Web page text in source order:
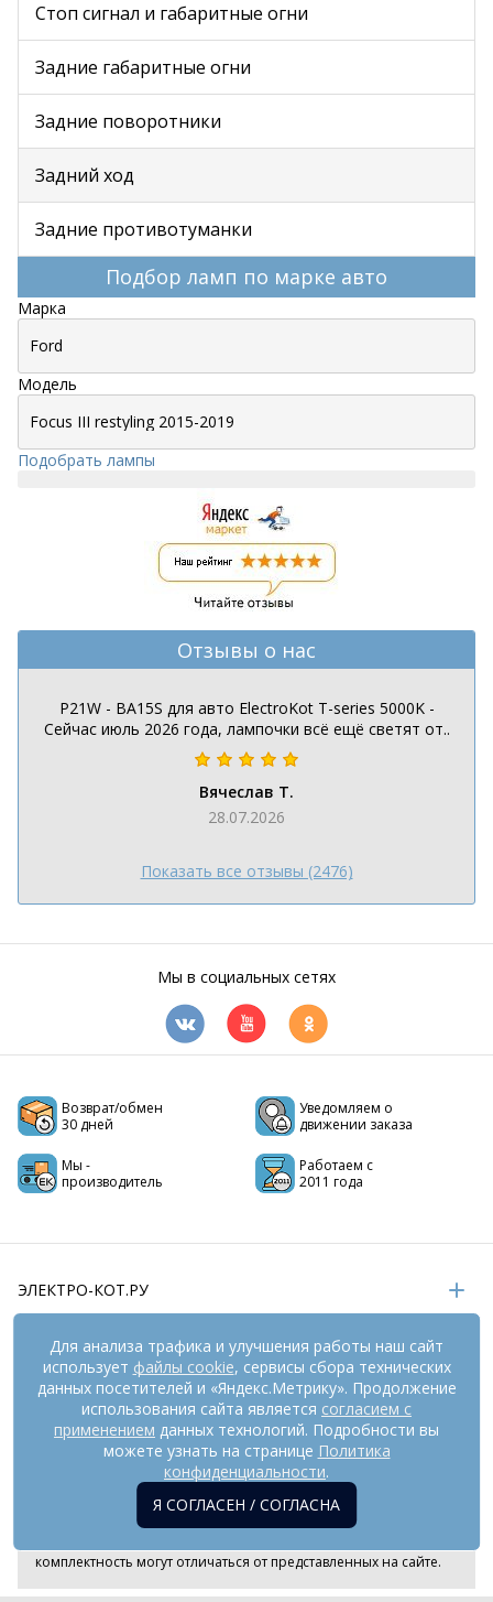
Стоп сигнал и габаритные огни
Задние габаритные огни
Задние поворотники
Задний ход
Задние противотуманки
Подбор ламп по марке авто
Марка
Модель
Подобрать лампы
Отзывы о нас
P21W - BA15S для авто ElectroKot T-series 5000K -
Сейчас июль 2026 года, лампочки всё ещё светят от..
Вячеслав Т.
28.07.2026
Показать все отзывы (2476)
Мы в социальных сетях
Возврат/обмен
30 дней
Уведомляем о
движении заказа
Мы -
производитель
Работаем с
2011 года
ЭЛЕКТРО-КОТ.РУ
ИНФОРМАЦИЯ
РЕКВИЗИТЫ
На информационном ресурсе применяются
рекомендательные технологии (информационные технологии
предоставления информации на основе сбора,
систематизации и анализа сведений, относящихся к
предпочтениям пользователей сети «Интернет», находящихся
комплектность могут отличаться от представленных на сайте.
Для анализа трафика и улучшения работы наш сайт
использует файлы cookie, сервисы сбора технических
данных посетителей и «Яндекс.Метрику». Продолжение
использования сайта является согласием с
применением данных технологий. Подробности вы
можете узнать на странице Политика
конфиденциальности.
Я СОГЛАСЕН / СОГЛАСНА